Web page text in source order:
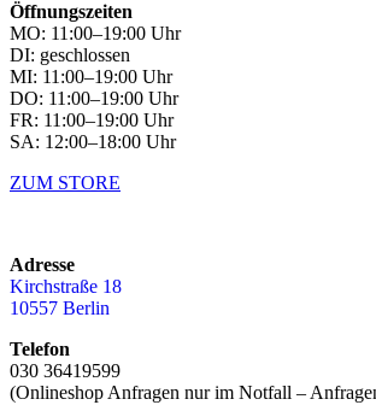
Öffnungszeiten
MO: 11:00–19:00 Uhr
DI: geschlossen
MI: 11:00–19:00 Uhr
DO: 11:00–19:00 Uhr
FR: 11:00–19:00 Uhr
SA: 12:00–18:00 Uhr
ZUM STORE
Adresse
Kirchstraße 18
10557 Berlin
Telefon
030 36419599
(Onlineshop Anfragen nur im Notfall –